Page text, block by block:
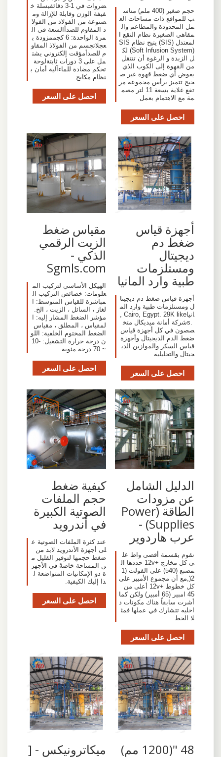
حجم صغير (400 ملم) مناس
ب للمواقع ذات مساحات الع
مل المحدودة والمطاعم وال
مقاهي الصغيرة نظام النقع ا
لمعتدل (SIS) يتيح نظام SIS
(Soft Infusion System) لك
ل الزبدة و الرغوة أن تنتقل
من القهوة إلى الكوب الذي
يعوض أي ضغط قهوة غير ص
حيح تتميز برأس مجموعة مر
تفع غلاية بسعة 11 لتر مصم
مة مع الاهتمام بعمل
احصل على السعر
ضروات في 1-3 دقائقبسلة خ
فيفة الوزن وقابلة للإزالة وم
صنوعة من الفولاذ من الفولا
ذ المقاوم للصدأالسعة في ال
مرة الواحدة: 6 كجممزودة ب
عجلاتجسم من الفولاذ المقاو
م للصدأمؤقت إلكتروني يشت
مل على 3 دورات ثابتةلوحة
تحكم مضادة للماءآلية أمان ب
نظام مكابح
احصل على السعر
‫أجهزة قياس
ضغط دم
ديجيتال
ومستلزمات
طبية وارد المانيا
‎أجهزة قياس ضغط دم ديجيتا
ل ومستلزمات طبية وارد الم
انيا‎, Cairo, Egypt. 29K like
s. ‎شركة أمانة ميديكال متخ
صصون في كل أجهزة قياس
ضغط الدم الديجيتال وأجهزة
قياس السكر والموازين الدي
جيتال والتحليلية‎
احصل على السعر
مقياس ضغط
الزيت الرقمي
الذكي -
Sgmls.com
الهيكل الأساسي لتركيب الم
علومات: خصائص التركيب ال
مباشرة للقياس المتوسط: ا
لغاز ، السائل ، الزيت ، الخ.
مؤشر الضغط المشار إليه: ا
لمقياس ، المطلق ، مقياس
الضغط المختوم الخلفية: اللو
ن درجة حرارة التشغيل: -10
~ 70 درجة مئوية
احصل على السعر
الدليل الشامل
عن مزودات
الطاقة (Power
Supplies) -
عرب هاردوير
نقوم بقسمة أقصى واط عل
ى كل مخارج +12v حددها ال
مصنع (540) على الفولت (1
2(,مع أن مجموع الأمبير على
كل خطوط +12v أعلى من
45 امبير (65 أمبير) ولكن كما
أشرت سابقاً هناك مكونات د
اخليه تتشارك في عملها فمث
لا الخط
احصل على السعر
كيفية ضغط
حجم الملفات
الصوتية الكبيرة
في أندرويد
عند كثرة الملفات الصوتية ع
لى أجهزة الأندرويد لابد من
ضغط حجمها لتوفير القليل م
ن المساحة خاصةً في الأجهز
ة ذو الإمكانيات المتواضعة ل
ذا إليك الكيفية.
احصل على السعر
48 "(1200 مم) ‫ميكاترونيكس - [